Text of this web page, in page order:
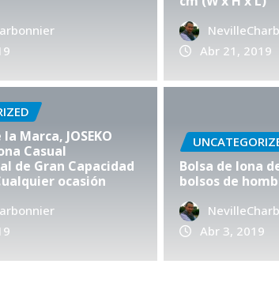
UNCATEGORIZED
Bag Street
Aspecto Usado
NevilleCharbonnier Mar 26,
Abr 21, 2019
Marca, JOSEKO
Casual
de Gran Capacidad
ocasión
Bolsa de lona
bolsos de
Abr 3, 2019